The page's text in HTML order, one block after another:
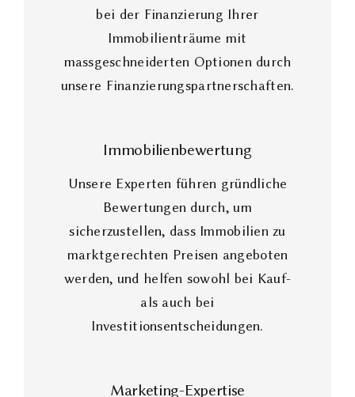
bei der Finanzierung Ihrer
Immobilienträume mit
massgeschneiderten Optionen durch
unsere Finanzierungspartnerschaften.
Immobilienbewertung
Unsere Experten führen gründliche
Bewertungen durch, um
sicherzustellen, dass Immobilien zu
marktgerechten Preisen angeboten
werden, und helfen sowohl bei Kauf-
als auch bei
Investitionsentscheidungen.
Marketing-Expertise